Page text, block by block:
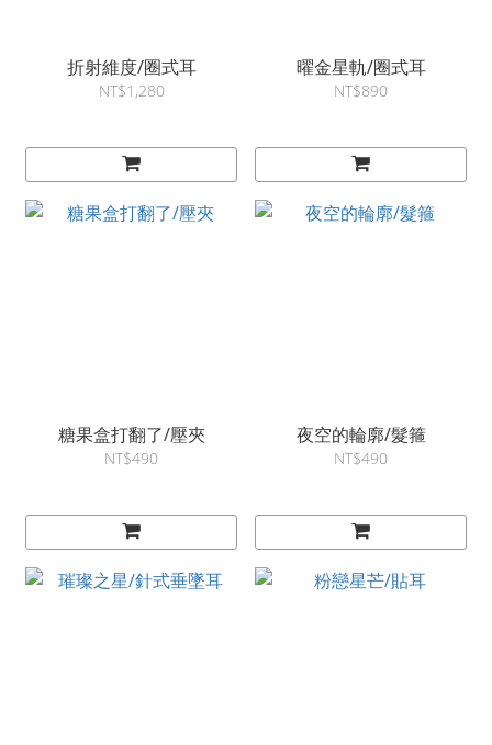
折射維度/圈式耳
NT$1,280
曜金星軌/圈式耳
NT$890
糖果盒打翻了/壓夾
NT$490
夜空的輪廓/髮箍
NT$490